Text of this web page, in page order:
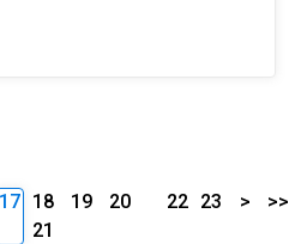
17 18 19
20
21
22 23 > >>